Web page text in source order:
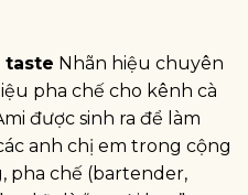
taste Nhãn hiệu chuyên
pha chế cho kênh cà
được sinh ra để làm
anh chị em trong cộng
pha chế (bartender,